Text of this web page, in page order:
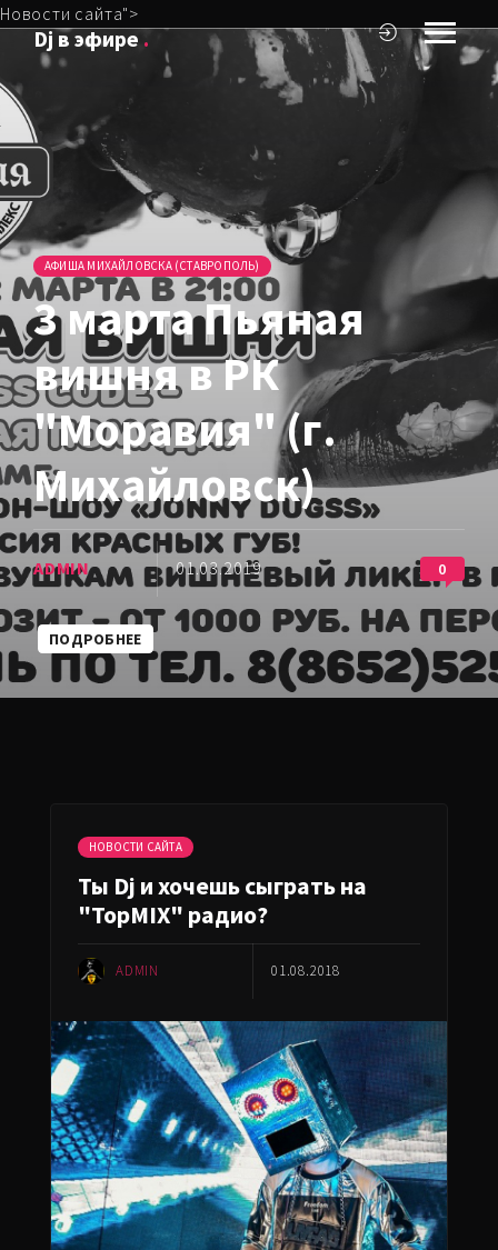
Новости сайта">
Dj в эфире.
АФИША МИХАЙЛОВСКА (СТАВРОПОЛЬ)
3 марта Пьяная
вишня в РК
"Моравия" (г.
Михайловск)
ADMIN 01.03.2019 0
ПОДРОБНЕЕ
НОВОСТИ САЙТА
Ты Dj и хочешь сыграть на
"TopMIX" радио?
ADMIN 01.08.2018